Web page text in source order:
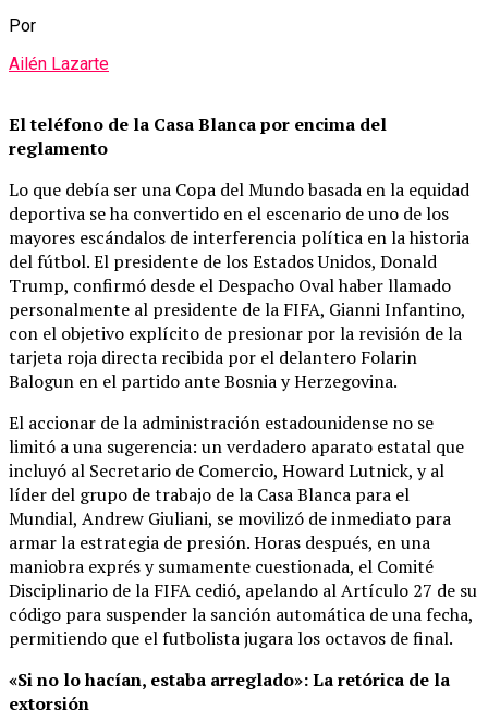
Por
Ailén Lazarte
El teléfono de la Casa Blanca por encima del
reglamento
Lo que debía ser una Copa del Mundo basada en la equidad
deportiva se ha convertido en el escenario de uno de los
mayores escándalos de interferencia política en la historia
del fútbol. El presidente de los Estados Unidos, Donald
Trump, confirmó desde el Despacho Oval haber llamado
personalmente al presidente de la FIFA, Gianni Infantino,
con el objetivo explícito de presionar por la revisión de la
tarjeta roja directa recibida por el delantero Folarin
Balogun en el partido ante Bosnia y Herzegovina.
El accionar de la administración estadounidense no se
limitó a una sugerencia: un verdadero aparato estatal que
incluyó al Secretario de Comercio, Howard Lutnick, y al
líder del grupo de trabajo de la Casa Blanca para el
Mundial, Andrew Giuliani, se movilizó de inmediato para
armar la estrategia de presión. Horas después, en una
maniobra exprés y sumamente cuestionada, el Comité
Disciplinario de la FIFA cedió, apelando al Artículo 27 de su
código para suspender la sanción automática de una fecha,
permitiendo que el futbolista jugara los octavos de final.
«Si no lo hacían, estaba arreglado»: La retórica de la
extorsión